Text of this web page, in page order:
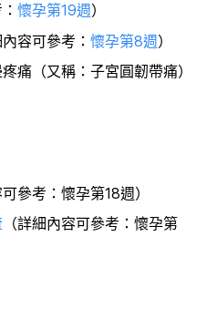
懷孕第19週）
容可參考： 懷孕第8週）
痛（又稱：子宮圓韌帶痛）
參考：懷孕第18週）
（詳細內容可參考：懷孕第